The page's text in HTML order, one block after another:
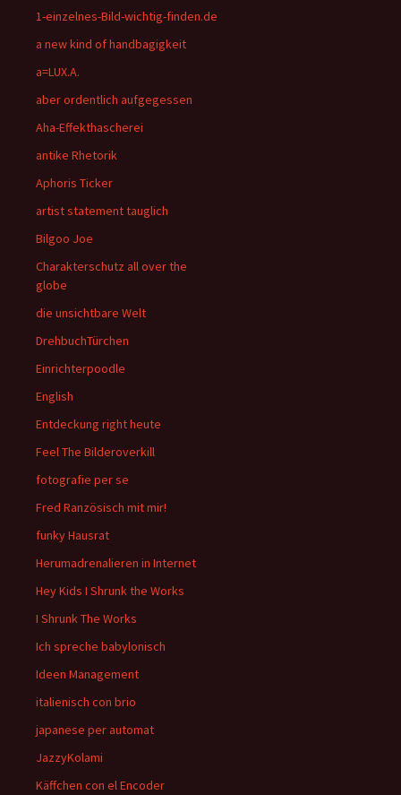
1-einzelnes-Bild-wichtig-finden.de
a new kind of handbagigkeit
a=LUX.A.
aber ordentlich aufgegessen
Aha-Effekthascherei
antike Rhetorik
Aphoris Ticker
artist statement tauglich
Bilgoo Joe
Charakterschutz all over the
globe
die unsichtbare Welt
DrehbuchTürchen
Einrichterpoodle
English
Entdeckung right heute
Feel The Bilderoverkill
fotografie per se
Fred Ranzösisch mit mir!
funky Hausrat
Herumadrenalieren in Internet
Hey Kids I Shrunk the Works
I Shrunk The Works
Ich spreche babylonisch
Ideen Management
italienisch con brio
japanese per automat
JazzyKolami
Käffchen con el Encoder